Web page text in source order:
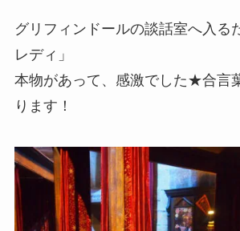
グリフィンドールの談話室へ入る
レディ」
本物があって、感激でした★合言
ります！